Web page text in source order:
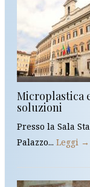
Microplastica
soluzioni
Presso la Sala
Palazzo... Leggi →